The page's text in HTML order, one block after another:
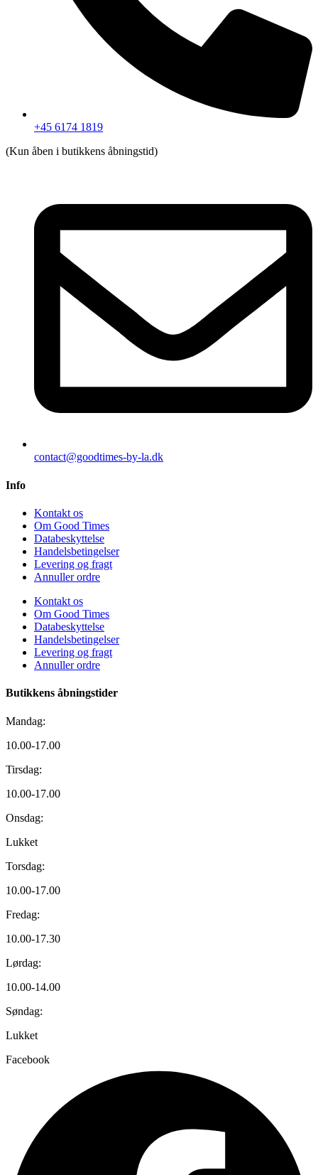
+45 6174 1819
(Kun åben i butikkens åbningstid)
contact@goodtimes-by-la.dk
Info
Kontakt os
Om Good Times
Databeskyttelse
Handelsbetingelser
Levering og fragt
Annuller ordre
Kontakt os
Om Good Times
Databeskyttelse
Handelsbetingelser
Levering og fragt
Annuller ordre
Butikkens åbningstider
Mandag:
10.00-17.00
Tirsdag:
10.00-17.00
Onsdag:
Lukket
Torsdag:
10.00-17.00
Fredag:
10.00-17.30
Lørdag:
10.00-14.00
Søndag:
Lukket
Facebook